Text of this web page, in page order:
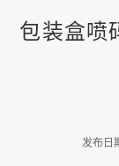
包装盒喷
发布日